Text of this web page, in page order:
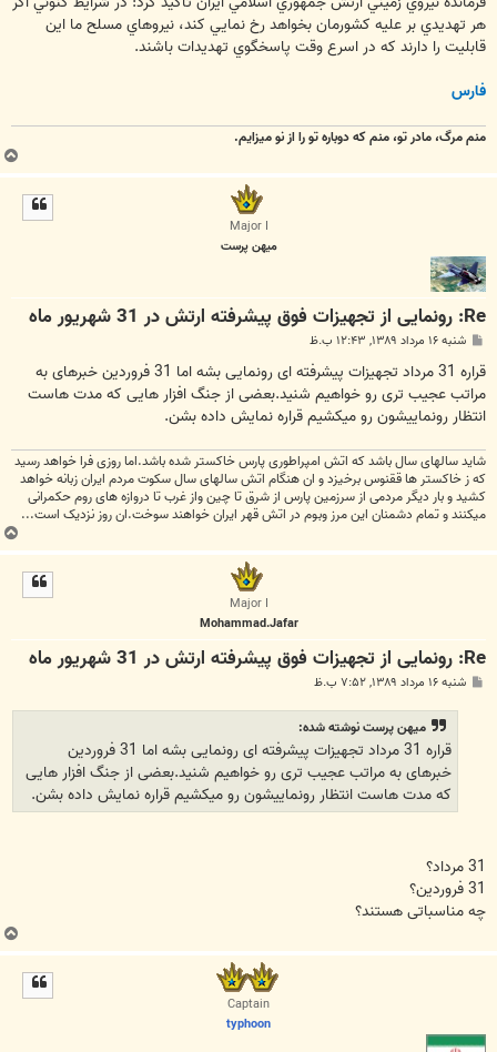
هر تهديدي بر عليه كشورمان بخواهد رخ نمايي كند، نيروهاي مسلح ما اين
قابليت را دارند كه در اسرع وقت پاسخگوي تهديدات باشند.
فارس
منم مرگ، مادر تو، منم که دوباره تو را از نو میزایم.
Major I
میهن پرست
Re: رونمایی از تجهیزات فوق پیشرفته ارتش در 31 شهریور ماه
ت
شنبه ۱۶ مرداد ۱۳۸۹, ۱۲:۴۳ ب.ظ
قراره 31 مرداد تجهیزات پیشرفته ای رونمایی بشه اما 31 فروردین خبرهای به
مراتب عجیب تری رو خواهیم شنید.بعضی از جنگ افزار هایی که مدت هاست
انتظار رونماییشون رو میکشیم قراره نمایش داده بشن.
شاید سالهای سال باشد که اتش امپراطوری پارس خاکستر شده باشد.اما روزی فرا خواهد رسید
که ز خاکستر ها ققنوس برخیزد و ان هنگام اتش سالهای سال سکوت مردم ایران زبانه خواهد
کشید و بار دیگر مردمی از سرزمین پارس از شرق تا چین واز غرب تا دروازه های روم حکمرانی
میکنند و تمام دشمنان این مرز وبوم در اتش قهر ایران خواهند سوخت.ان روز نزدیک است...
Major I
Mohammad.Jafar
Re: رونمایی از تجهیزات فوق پیشرفته ارتش در 31 شهریور ماه
شنبه ۱۶ مرداد ۱۳۸۹, ۷:۵۲ ب.ظ
میهن پرست نوشته شده:
قراره 31 مرداد تجهیزات پیشرفته ای رونمایی بشه اما 31 فروردین
خبرهای به مراتب عجیب تری رو خواهیم شنید.بعضی از جنگ افزار هایی
که مدت هاست انتظار رونماییشون رو میکشیم قراره نمایش داده بشن.
31 مرداد؟
31 فروردین؟
چه مناسباتی هستند؟
Captain
typhoon